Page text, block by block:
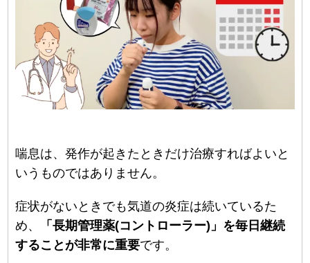
喘息は、発作が起きたときだけ治療すればよいと
いうものではありません。
症状がないときでも気道の炎症は続いているた
め、
「長期管理薬(コントローラー)」を毎日継続
することが非常に重要です。